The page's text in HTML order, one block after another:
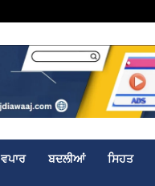
ਵਪਾਰ ਬਦਲੀਆਂ ਸਿਹਤ